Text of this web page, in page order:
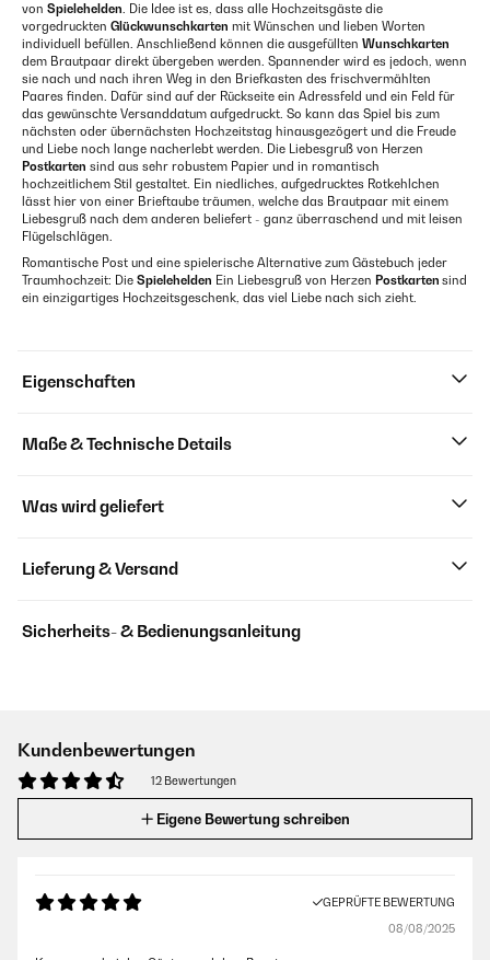
von Spielehelden. Die Idee ist es, dass alle Hochzeitsgäste die
vorgedruckten Glückwunschkarten mit Wünschen und lieben Worten
individuell befüllen. Anschließend können die ausgefüllten Wunschkarten
dem Brautpaar direkt übergeben werden. Spannender wird es jedoch, wenn
sie nach und nach ihren Weg in den Briefkasten des frischvermählten
Paares finden. Dafür sind auf der Rückseite ein Adressfeld und ein Feld für
das gewünschte Versanddatum aufgedruckt. So kann das Spiel bis zum
nächsten oder übernächsten Hochzeitstag hinausgezögert und die Freude
und Liebe noch lange nacherlebt werden. Die Liebesgruß von Herzen
Postkarten sind aus sehr robustem Papier und in romantisch
hochzeitlichem Stil gestaltet. Ein niedliches, aufgedrucktes Rotkehlchen
lässt hier von einer Brieftaube träumen, welche das Brautpaar mit einem
Liebesgruß nach dem anderen beliefert - ganz überraschend und mit leisen
Flügelschlägen.
Romantische Post und eine spielerische Alternative zum Gästebuch jeder
Traumhochzeit: Die Spielehelden Ein Liebesgruß von Herzen Postkarten sind
ein einzigartiges Hochzeitsgeschenk, das viel Liebe nach sich zieht.
Eigenschaften
Maße & Technische Details
Was wird geliefert
Lieferung & Versand
Sicherheits- & Bedienungsanleitung
Kundenbewertungen
12 Bewertungen
Eigene Bewertung schreiben
GEPRÜFTE BEWERTUNG
08/08/2025